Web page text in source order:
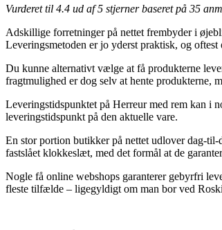
Vurderet til 4.4 ud af 5 stjerner baseret på 35
Adskillige forretninger på nettet frembyder i
Leveringsmetoden er jo yderst praktisk, og
Du kunne alternativt vælge at få produkterne
fragtmulighed er dog selv at hente produkterne,
Leveringstidspunktet på Herreur med rem kan i
leveringstidspunkt på den aktuelle vare.
En stor portion butikker på nettet udlover dag-
fastslået klokkeslæt, med det formål at de
Nogle få online webshops garanterer gebyrfri
fleste tilfælde – ligegyldigt om man bor ved